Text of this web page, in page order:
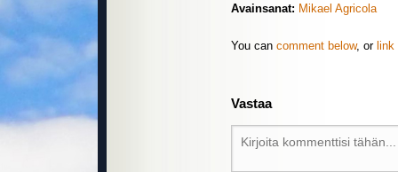
Avainsanat: Mikael Agricola
You can comment below, or link
Vastaa